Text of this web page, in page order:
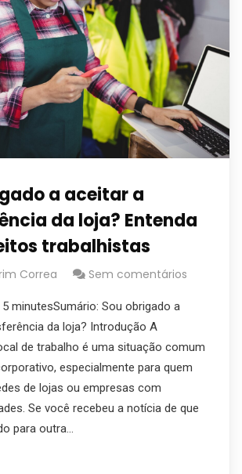
a aceitar a
da loja? Entenda
trabalhistas
Correa Sem comentários
5 minutesSumário: Sou obrigado a
da loja? Introdução A
de trabalho é uma situação comum
especialmente para quem
de lojas ou empresas com
Se você recebeu a notícia de que
para outra…